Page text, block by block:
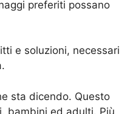
preferiti possano
e soluzioni, necessari
sta dicendo. Questo
bambini ed adulti. Più